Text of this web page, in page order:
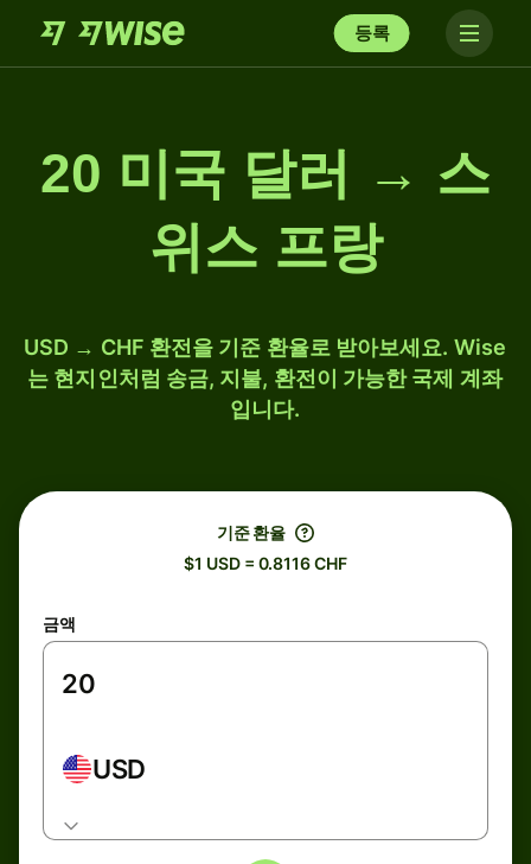
등록
20 미국 달러 → 스
위스 프랑
USD → CHF 환전을 기준 환율로 받아보세요. Wise
는 현지인처럼 송금, 지불, 환전이 가능한 국제 계좌
입니다.
기준 환율
$1 USD = 0.8116 CHF
금액
USD